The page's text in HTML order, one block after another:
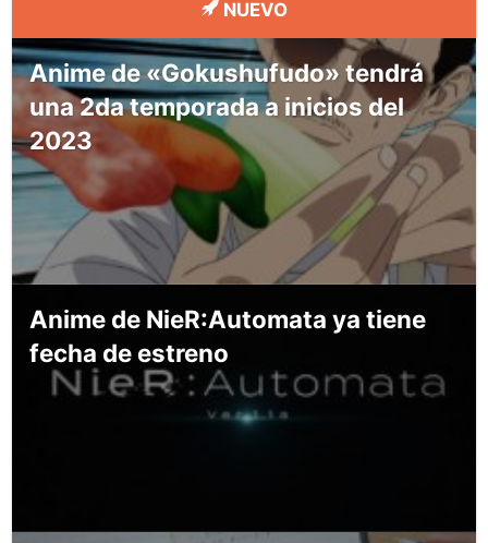
NUEVO
Anime de «Gokushufudo» tendrá
una 2da temporada a inicios del
2023
Anime de NieR:Automata ya tiene
fecha de estreno